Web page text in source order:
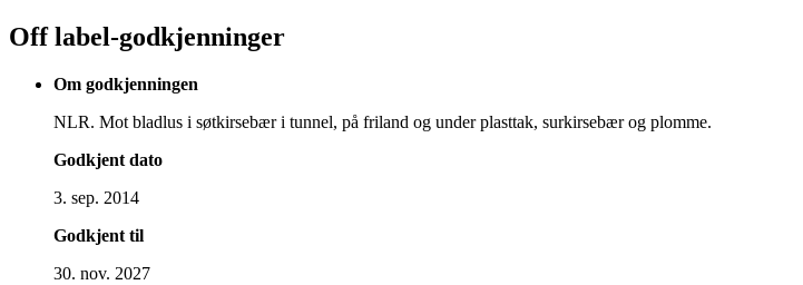
Off label-godkjenninger
Om godkjenningen
NLR. Mot bladlus i søtkirsebær i tunnel, på friland og under plasttak, surkirsebær og plomme.
Godkjent dato
3. sep. 2014
Godkjent til
30. nov. 2027